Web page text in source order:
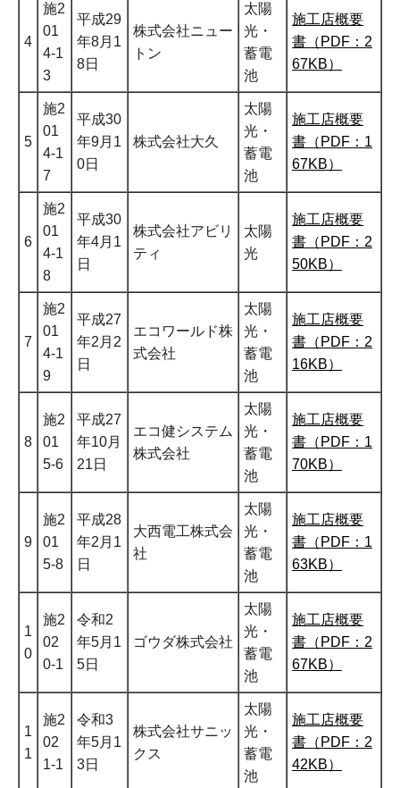
4
施2
01
4-1
3
平成29
年8月1
8日
株式会社ニュー
トン
太陽
光・
蓄電
池
施工店概要
書（PDF：2
67KB）
5
施2
01
4-1
7
平成30
年9月1
0日
株式会社大久
太陽
光・
蓄電
池
施工店概要
書（PDF：1
67KB）
6
施2
01
4-1
8
平成30
年4月1
日
株式会社アビリ
ティ
太陽
光
施工店概要
書（PDF：2
50KB）
7
施2
01
4-1
9
平成27
年2月2
日
エコワールド株
式会社
太陽
光・
蓄電
池
施工店概要
書（PDF：2
16KB）
8
施2
01
5-6
平成27
年10月
21日
エコ健システム
株式会社
太陽
光・
蓄電
池
施工店概要
書（PDF：1
70KB）
9
施2
01
5-8
平成28
年2月1
日
大西電工株式会
社
太陽
光・
蓄電
池
施工店概要
書（PDF：1
63KB）
1
0
施2
02
0-1
令和2
年5月1
5日
ゴウダ株式会社
太陽
光・
蓄電
池
施工店概要
書（PDF：2
67KB）
1
1
施2
02
1-1
令和3
年5月1
3日
株式会社サニッ
クス
太陽
光・
蓄電
池
施工店概要
書（PDF：2
42KB）